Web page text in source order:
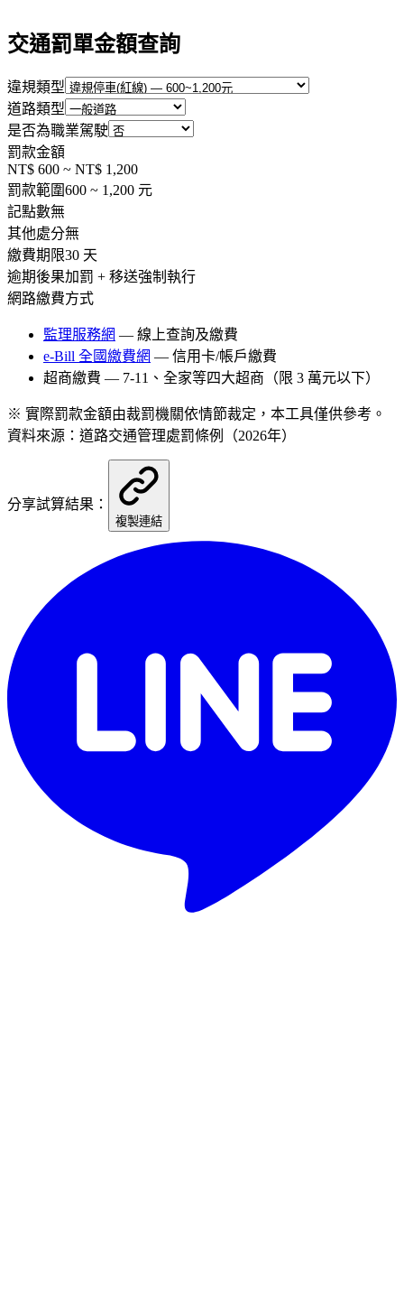
交通罰單金額查詢
違規類型
道路類型
是否為職業駕駛
罰款金額
NT$ 600 ~ NT$ 1,200
罰款範圍600 ~ 1,200 元
記點數無
其他處分無
繳費期限30 天
逾期後果加罰 + 移送強制執行
網路繳費方式
監理服務網 — 線上查詢及繳費
e-Bill 全國繳費網 — 信用卡/帳戶繳費
超商繳費 — 7-11、全家等四大超商（限 3 萬元以下）
※ 實際罰款金額由裁罰機關依情節裁定，本工具僅供參考。
資料來源：道路交通管理處罰條例（2026年）
分享試算結果：
複製連結